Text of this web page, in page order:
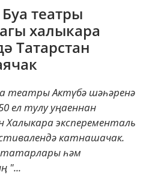
театры
халыкара
Татарстан
театры Актүбә шәһәренә
ел тулу уңаеннан
эксперементаль
катнашачак.
татарлары һәм
"...